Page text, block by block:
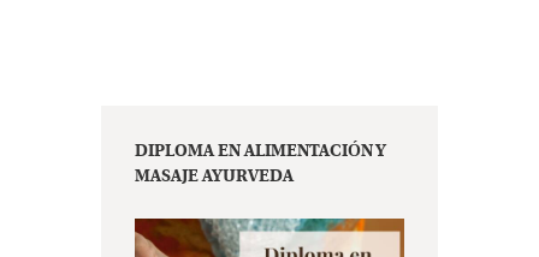
DIPLOMA EN ALIMENTACIÓN Y
MASAJE AYURVEDA